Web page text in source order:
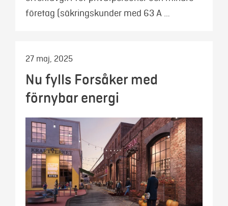
företag (säkringskunder med 63 A …
27 maj, 2025
Nu fylls Forsåker med
förnybar energi